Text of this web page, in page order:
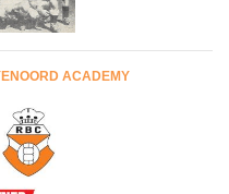
ACADEMY